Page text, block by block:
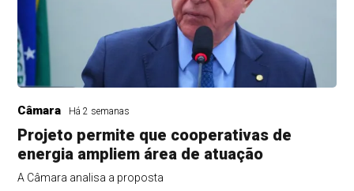
Câmara Há 2 semanas
Projeto permite que cooperativas de
energia ampliem área de atuação
A Câmara analisa a proposta